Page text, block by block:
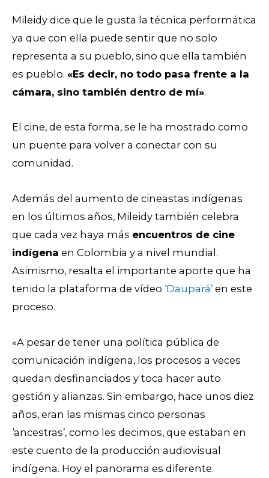
Mileidy dice que le gusta la técnica performática
ya que con ella puede sentir que no solo
representa a su pueblo, sino que ella también
es pueblo. «Es decir, no todo pasa frente a la
cámara, sino también dentro de mí».
El cine, de esta forma, se le ha mostrado como
un puente para volver a conectar con su
comunidad.
Además del aumento de cineastas indígenas
en los últimos años, Mileidy también celebra
que cada vez haya más encuentros de cine
indígena en Colombia y a nivel mundial.
Asimismo, resalta el importante aporte que ha
tenido la plataforma de vídeo ‘Daupará’ en este
proceso.
«A pesar de tener una política pública de
comunicación indígena, los procesos a veces
quedan desfinanciados y toca hacer auto
gestión y alianzas. Sin embargo, hace unos diez
años, eran las mismas cinco personas
‘ancestras’, como les decimos, que estaban en
este cuento de la producción audiovisual
indígena. Hoy el panorama es diferente.